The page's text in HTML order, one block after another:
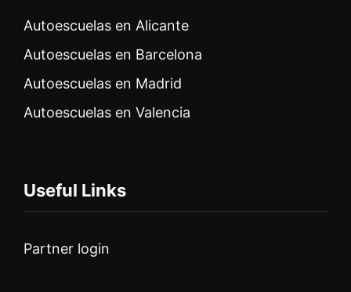
Autoescuelas en Alicante
Autoescuelas en Barcelona
Autoescuelas en Madrid
Autoescuelas en Valencia
Useful Links
Partner login